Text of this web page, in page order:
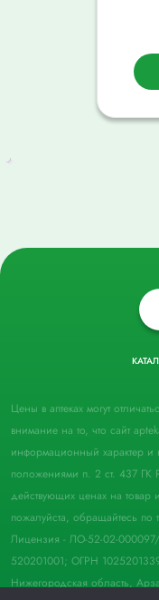
Цены в аптеках могут
внимание на то, что сайт
информационный характер и
положениями п. 2 ст. 437
действующих ценах на товар
пожалуйста, обращайтесь
Лицензия - ЛО-52-02-
520201001; ОГРН
Нижегородская область,